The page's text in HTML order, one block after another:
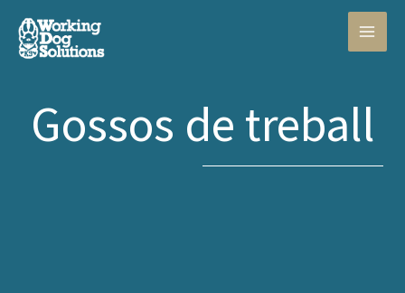
contingut
Gossos de treball